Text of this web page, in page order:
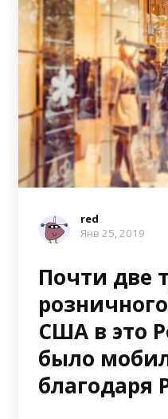
red
Янв 25, 2019
Почти две
США в это
было
благодаря